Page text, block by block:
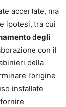
accertate, ma
ipotesi, tra cui
degli
con il
della
l’origine
installate